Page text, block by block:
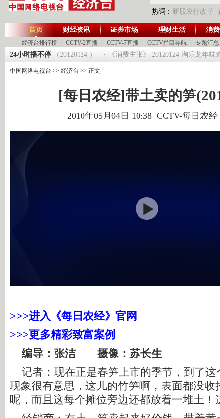
热词： 新股发行改革
首页
经济台排行榜 CCTV-2直播 CCTV-7直播 CCTV栏目导航 专题汇总
财经资讯 证券市场 理财生活 消
24小时播不停
湛江（下） （20120124 ） 《消费主张》 20120124 淘乐龙年味
中国网络电视台 >> 经济台 >> 正文
[每日农经]带土卖的笋
2010年05月04日 10:38 CCTV-每日农经
>>>进入《每日农经》官网
>>>更多精彩致富案例
编导：张洁 摄像：苏长生
记者：现在正是春笋上市的季节，到了这
现象很有意思，这儿的竹笋啊，表面都没收
呢，而且这每个摊位旁边还都放着一堆土！